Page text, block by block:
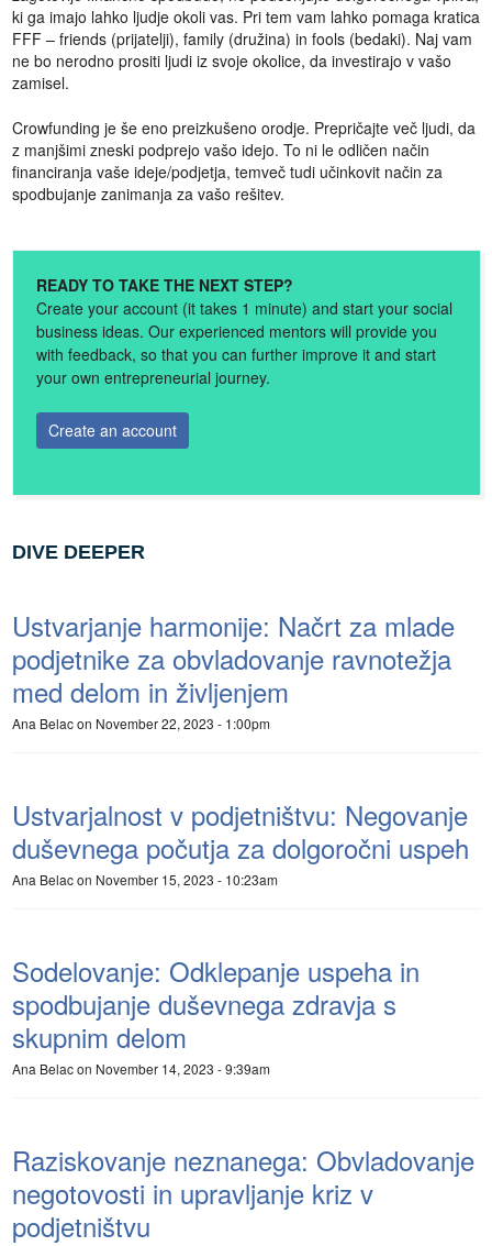
ki ga imajo lahko ljudje okoli vas. Pri tem vam lahko pomaga kratica
FFF – friends (prijatelji), family (družina) in fools (bedaki). Naj vam
ne bo nerodno prositi ljudi iz svoje okolice, da investirajo v vašo
zamisel.
Crowfunding je še eno preizkušeno orodje. Prepričajte več ljudi, da
z manjšimi zneski podprejo vašo idejo. To ni le odličen način
financiranja vaše ideje/podjetja, temveč tudi učinkovit način za
spodbujanje zanimanja za vašo rešitev.
READY TO TAKE THE NEXT STEP?
Create your account (it takes 1 minute) and start your social
business ideas. Our experienced mentors will provide you
with feedback, so that you can further improve it and start
your own entrepreneurial journey.
Create an account
DIVE DEEPER
Ustvarjanje harmonije: Načrt za mlade
podjetnike za obvladovanje ravnotežja
med delom in življenjem
Ana Belacon November 22, 2023 - 1:00pm
Ustvarjalnost v podjetništvu: Negovanje
duševnega počutja za dolgoročni uspeh
Ana Belacon November 15, 2023 - 10:23am
Sodelovanje: Odklepanje uspeha in
spodbujanje duševnega zdravja s
skupnim delom
Ana Belacon November 14, 2023 - 9:39am
Raziskovanje neznanega: Obvladovanje
negotovosti in upravljanje kriz v
podjetništvu